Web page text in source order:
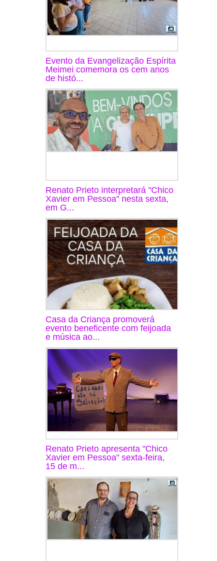
Evento da Evangelização Espírita
Meimei comemora os cem anos
de histó...
Renato Prieto interpretará "Chico
Xavier em Pessoa" nesta sexta,
em G...
Casa da Criança promoverá
evento beneficente com feijoada
e música ao...
Renato Prieto apresenta "Chico
Xavier em Pessoa" sexta-feira,
15 de m...